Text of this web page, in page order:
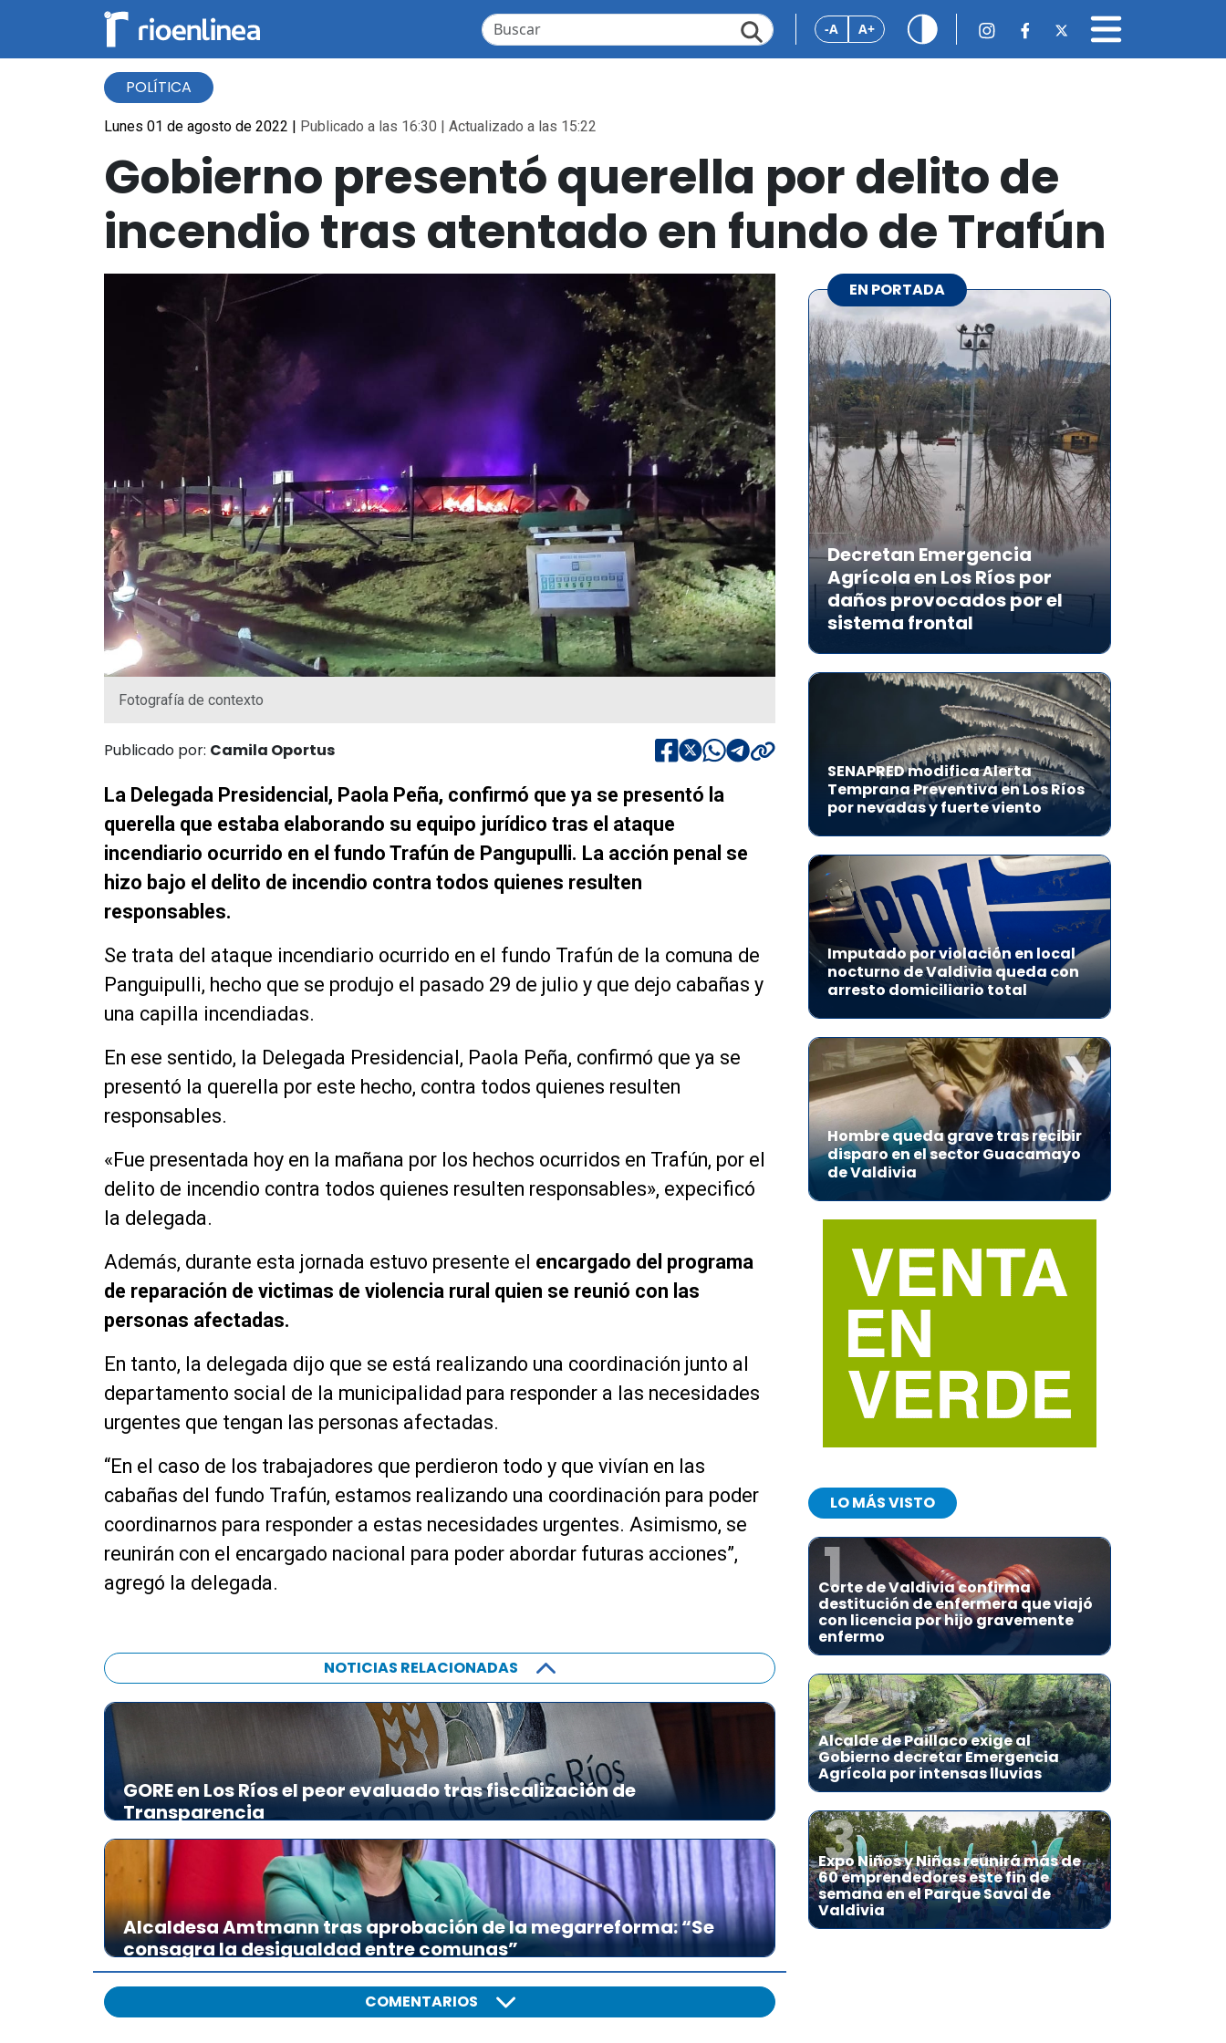
-A A+
POLÍTICA
Lunes 01 de agosto de 2022 | Publicado a las 16:30 | Actualizado a las 15:22
Gobierno presentó querella por delito de
incendio tras atentado en fundo de Trafún
Fotografía de contexto
Publicado por: Camila Oportus
La Delegada Presidencial, Paola Peña, confirmó que ya se presentó la
querella que estaba elaborando su equipo jurídico tras el ataque
incendiario ocurrido en el fundo Trafún de Pangupulli. La acción penal se
hizo bajo el delito de incendio contra todos quienes resulten
responsables.
Se trata del ataque incendiario ocurrido en el fundo Trafún de la comuna de
Panguipulli, hecho que se produjo el pasado 29 de julio y que dejo cabañas y
una capilla incendiadas.
En ese sentido, la Delegada Presidencial, Paola Peña, confirmó que ya se
presentó la querella por este hecho, contra todos quienes resulten
responsables.
«Fue presentada hoy en la mañana por los hechos ocurridos en Trafún, por el
delito de incendio contra todos quienes resulten responsables», expecificó
la delegada.
Además, durante esta jornada estuvo presente el encargado del programa
de reparación de victimas de violencia rural quien se reunió con las
personas afectadas.
En tanto, la delegada dijo que se está realizando una coordinación junto al
departamento social de la municipalidad para responder a las necesidades
urgentes que tengan las personas afectadas.
“En el caso de los trabajadores que perdieron todo y que vivían en las
cabañas del fundo Trafún, estamos realizando una coordinación para poder
coordinarnos para responder a estas necesidades urgentes. Asimismo, se
reunirán con el encargado nacional para poder abordar futuras acciones”,
agregó la delegada.
NOTICIAS RELACIONADAS
GORE en Los Ríos el peor evaluado tras fiscalización de
Transparencia
Alcaldesa Amtmann tras aprobación de la megarreforma: “Se
consagra la desigualdad entre comunas”
COMENTARIOS
EN PORTADA
Decretan Emergencia
Agrícola en Los Ríos por
daños provocados por el
sistema frontal
SENAPRED modifica Alerta
Temprana Preventiva en Los Ríos
por nevadas y fuerte viento
Imputado por violación en local
nocturno de Valdivia queda con
arresto domiciliario total
Hombre queda grave tras recibir
disparo en el sector Guacamayo
de Valdivia
LO MÁS VISTO
1
Corte de Valdivia confirma
destitución de enfermera que viajó
con licencia por hijo gravemente
enfermo
2
Alcalde de Paillaco exige al
Gobierno decretar Emergencia
Agrícola por intensas lluvias
3
Expo Niños y Niñas reunirá más de
60 emprendedores este fin de
semana en el Parque Saval de
Valdivia